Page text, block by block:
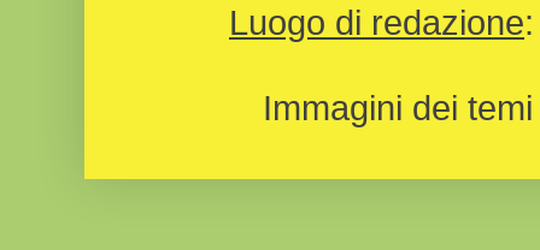
Luogo di redazione
Immagini dei